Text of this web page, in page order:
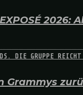
2026:
Grammys